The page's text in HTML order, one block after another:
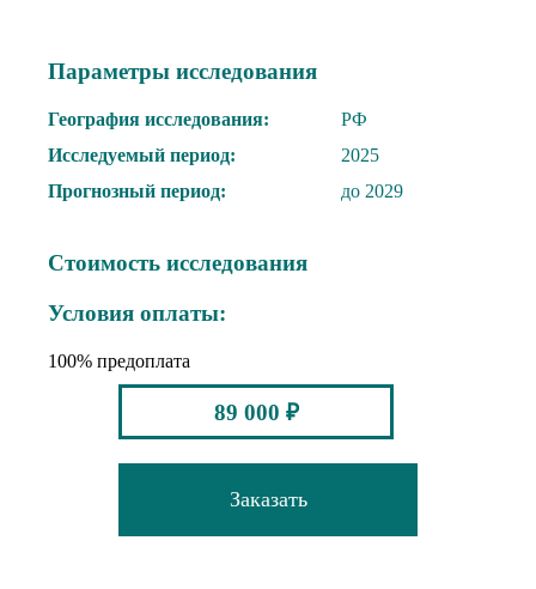
Параметры исследования
География исследования:
РФ
Исследуемый период:
2025
Прогнозный период:
до 2029
Стоимость исследования
Условия оплаты:
100% предоплата
89 000 ₽
Заказать